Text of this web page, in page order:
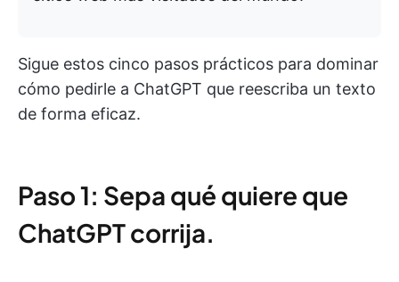
Sigue estos cinco pasos prácticos para dominar
cómo pedirle a ChatGPT que reescriba un texto
de forma eficaz.
Paso 1: Sepa qué quiere que
ChatGPT corrija.